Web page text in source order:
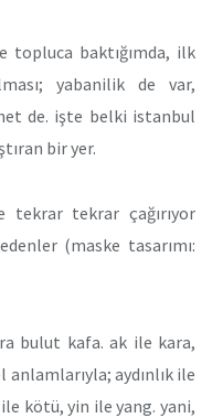
topluca baktığımda, ilk
yabanilik de var,
de. işte belki istanbul
bir yer.
tekrar çağırıyor
(maske tasarımı:
bulut kafa. ak ile kara,
anlamlarıyla; aydınlık ile
kötü, yin ile yang. yani,